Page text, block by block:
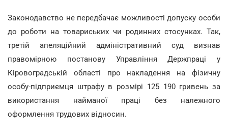
Законодавство не передбачає можливості допуску особи
до роботи на товариських чи родинних стосунках. Так,
третій апеляційний адміністративний суд визнав
правомірною постанову Управління Держпраці у
Кіровоградській області про накладення на фізичну
особу-підприємця штрафу в розмірі 125 190 гривень за
використання найманої праці без належного
оформлення трудових відносин.